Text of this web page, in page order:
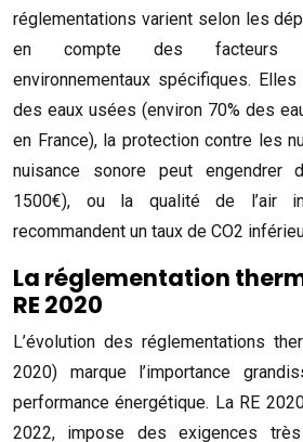
réglementations varient selon les
en compte des facteurs
environnementaux spécifiques.
des eaux usées (environ 70% des
en France), la protection contre les
nuisance sonore peut engendrer
1500€), ou la qualité de l’air
recommandent un taux de CO2
La réglementation
RE 2020
L’évolution des réglementations
2020) marque l’importance
performance énergétique. La RE
2022, impose des exigences